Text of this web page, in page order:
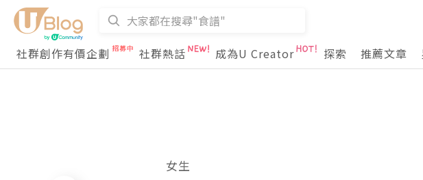
社群創作有價企劃
社群熱話 成為U Creator 探索 推薦文章
女生